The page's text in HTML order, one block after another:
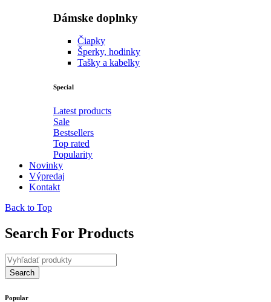
Dámske doplnky
Čiapky
Šperky, hodinky
Tašky a kabelky
Special
Latest products
Sale
Bestsellers
Top rated
Popularity
Novinky
Výpredaj
Kontakt
Back to Top
Search For Products
Popular